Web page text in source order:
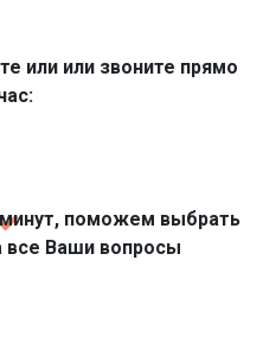
или или звоните прямо
поможем выбрать
все Ваши вопросы